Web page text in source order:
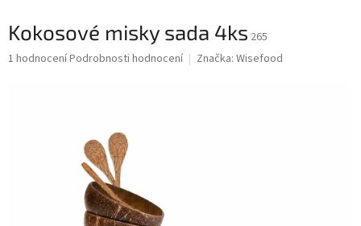
Kokosové misky sada 4ks 265
Průměrné
1 hodnoceníPodrobnosti hodnocení Značka: Wisefood